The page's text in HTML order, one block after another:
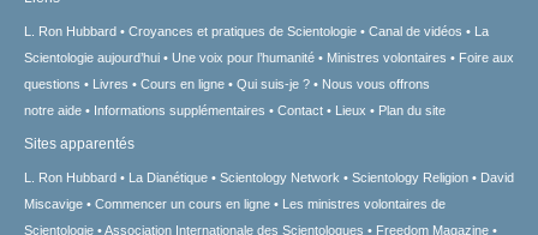
L. Ron Hubbard Croyances et pratiques de Scientologie Canal de vidéos
La
Scientologie aujourd’hui
Une voix pour l’humanité Ministres volontaires
Foire aux
questions
Livres Cours en ligne Qui suis-je ?
Nous vous offrons
notre aide
Informations supplémentaires Contact Lieux Plan du site
Sites apparentés
L. Ron Hubbard La Dianétique Scientology Network Scientology Religion
David
Miscavige
Commencer un cours en ligne
Les ministres volontaires de
Scientologie
Association Internationale des Scientologues Freedom Magazine